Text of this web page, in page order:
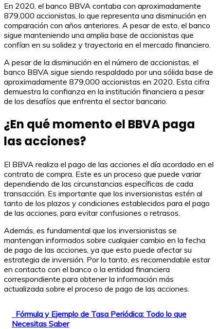
En 2020, el banco BBVA contaba con aproximadamente
879,000 accionistas, lo que representa una disminución en
comparación con años anteriores. A pesar de esto, el banco
sigue manteniendo una amplia base de accionistas que
confían en su solidez y trayectoria en el mercado financiero.
A pesar de la disminución en el número de accionistas, el
banco BBVA sigue siendo respaldado por una sólida base de
aproximadamente 879,000 accionistas en 2020. Esta cifra
demuestra la confianza en la institución financiera a pesar
de los desafíos que enfrenta el sector bancario.
¿En qué momento el BBVA paga
las acciones?
El BBVA realiza el pago de las acciones el día acordado en el
contrato de compra. Este es un proceso que puede variar
dependiendo de las circunstancias específicas de cada
transacción. Es importante que los inversionistas estén al
tanto de los plazos y condiciones establecidos para el pago
de las acciones, para evitar confusiones o retrasos.
Además, es fundamental que los inversionistas se
mantengan informados sobre cualquier cambio en la fecha
de pago de las acciones, ya que esto puede afectar su
estrategia de inversión. Por lo tanto, es recomendable estar
en contacto con el banco o la entidad financiera
correspondiente para obtener la información más
actualizada sobre el proceso de pago de las acciones.
Fórmula y Ejemplo de Tasa Periódica: Todo lo que
Necesitas Saber